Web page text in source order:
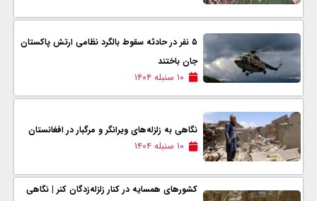
۵ نفر در حادثه سقوط بالگرد نظامی ارتش پاکستان
جان‌ باختند
۱۰ سنبله ۱۴۰۴
نگاهی به زلزله‌های ویرانگر و مرگبار در افغانستان
۱۰ سنبله ۱۴۰۴
کشورهای همسایه در کنار زلزله‌زدگان کنر | نگاهی